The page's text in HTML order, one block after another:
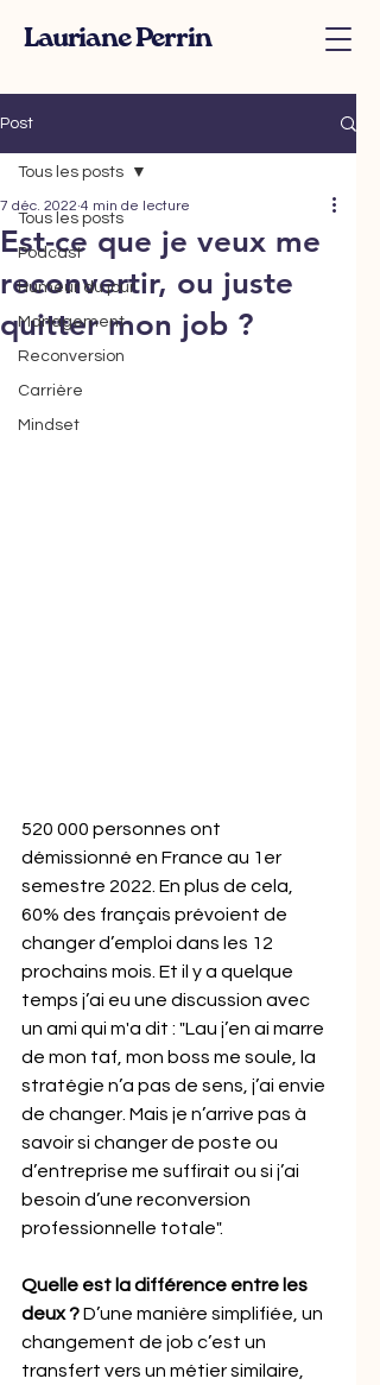
Lauriane Perrin
Post
Tous les posts
Podcast
Humeur du jour
Management
Reconversion
Carrière
Mindset
Tous les posts
Est-ce que je veux me
reconvertir, ou juste
quitter mon job ?
7 déc. 2022 4 min de lecture
520 000 personnes ont
démissionné en France au 1er
semestre 2022. En plus de cela,
60% des français prévoient de
changer d’emploi dans les 12
prochains mois. Et il y a quelque
temps j’ai eu une discussion avec
un ami qui m'a dit : "Lau j’en ai marre
de mon taf, mon boss me soule, la
stratégie n’a pas de sens, j’ai envie
de changer. Mais je n’arrive pas à
savoir si changer de poste ou
d’entreprise me suffirait ou si j’ai
besoin d’une reconversion
professionnelle totale".
Quelle est la différence entre les
deux ? D’une manière simplifiée, un
changement de job c’est un
transfert vers un métier similaire,